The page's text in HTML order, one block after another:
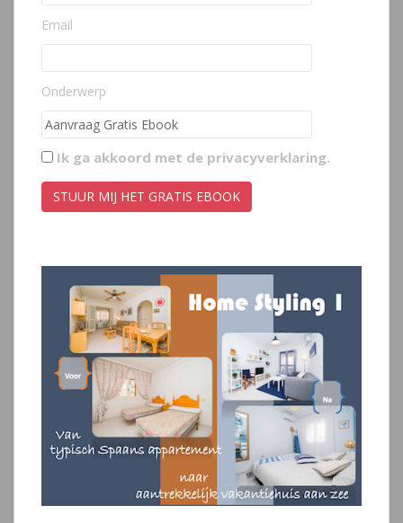
Email
Onderwerp
Ik ga akkoord met de privacyverklaring.